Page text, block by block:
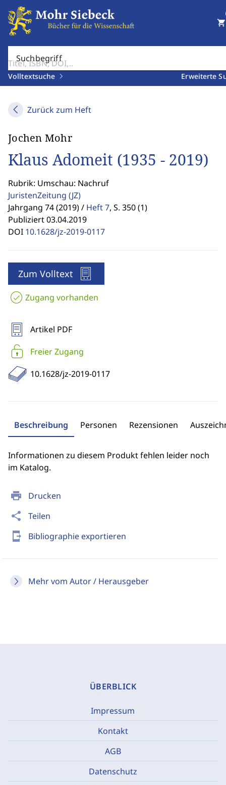
Suchbegriff
Volltextsuche Erweiterte
shopping_cart
Zurück zum Heft
print Drucken
share Teilen
send_to_mobile Bibliographie exportieren
Mehr vom Autor / Herausgeber
Jochen Mohr
Klaus Adomeit (1935 - 2019)
Rubrik: Umschau: Nachruf
JuristenZeitung (JZ)
Jahrgang 74 (2019) / Heft 7, S. 350 (1)
Publiziert 03.04.2019
DOI 10.1628/jz-2019-0117
Zum Volltext
Zugang vorhanden
Artikel PDF
Freier Zugang
10.1628/jz-2019-0117
Beschreibung Personen Rezensionen
Informationen zu diesem Produkt fehlen leider noch
im Katalog.
ÜBERBLICK
Impressum
Kontakt
AGB
Datenschutz